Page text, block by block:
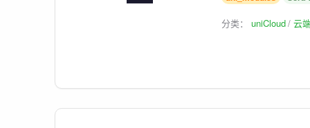
分类：uniCloud 云